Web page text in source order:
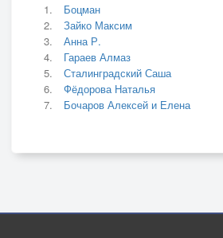
Боцман
Зайко Максим
Анна Р.
Гараев Алмаз
Сталинградский Саша
Фёдорова Наталья
Бочаров Алексей и Елена